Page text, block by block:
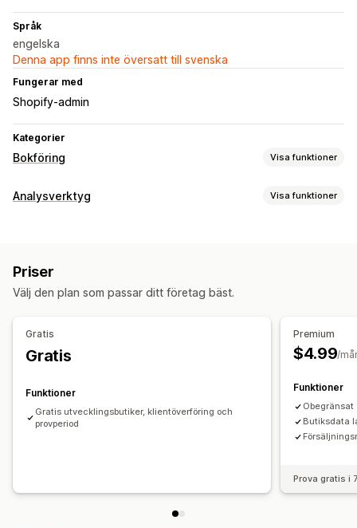
Språk
engelska
Denna app finns inte översatt till svenska
Fungerar med
Shopify-admin
Kategorier
Bokföring Visa funktioner
Ekonomiska rapporter
Finansiella affärer
Multi-channel
Daglig försäljningssammanfattning
Orderinformation
Transaktioner
Lager och produkt
Analysverktyg Visa funktioner
Diagram och rapporter
Anpassade instrumentpaneler
Anpassade rapporter
Priser
Välj den plan som passar ditt företag bäst.
Gratis
Gratis
Funktioner
Gratis utvecklingsbutiker, klientöverföring och
provperiod
Premium
$4.99/
Funktioner
Obegränsat
Butiksdata
Prova gratis i